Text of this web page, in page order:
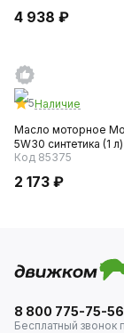
4 938 ₽
5Наличие
Масло моторное
5W30 синтетика (1 л)
Код 85375
2 173 ₽
8 800 775-75-56
Бесплатный звонок